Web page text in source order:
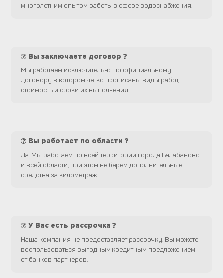
многолетним опытом работы в сфере водоснабжения.
Вы заключаете договор ?
Мы работаем исключительно по официальному
договору в котором четко прописаны виды работ,
стоимость и сроки их выполнения.
Вы работает по области ?
Да. Мы работаем по всей территории города Балабаново
и всей области, при этом не берем дополнительные
средства за километраж.
У Вас есть рассрочка ?
Наша компания не предоставляет рассрочку. Вы можете
воспользоваться выгодным кредитным предложением
от банков партнеров.